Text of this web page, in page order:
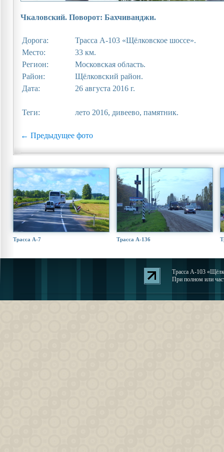
Чкаловский. Поворот: Бахчиванджи.
Дорога:
Трасса А-103 «Щёлковское шоссе».
Место:
33 км.
Регион:
Московская область.
Район:
Щёлковский район.
Дата:
26 августа 2016 г.
Теги: лето 2016, дивеево, памятник.
← Предыдущее фото
Трасса А-7 Трасса А-136
Трасса А-103
При полном или